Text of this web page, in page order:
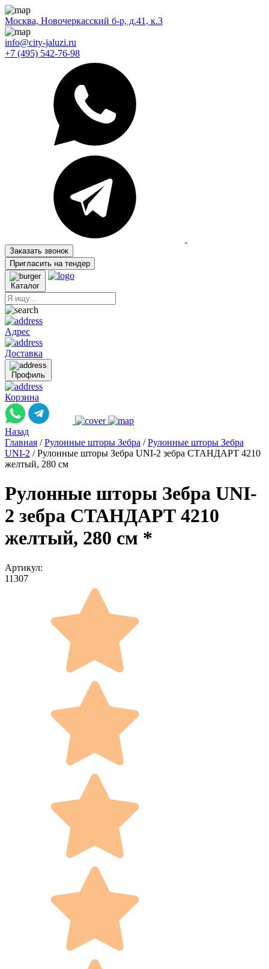
Москва, Новочеркасский б-р, д.41, к.3
info@city-jaluzi.ru
+7 (495) 542-76-98
Заказать звонок
Пригласить на тендер
Каталог
Адрес
Доставка
Профиль
Корзина
Назад
Главная / Рулонные шторы Зебра / Рулонные шторы Зебра
UNI-2 / Рулонные шторы Зебра UNI-2 зебра СТАНДАРТ 4210
желтый, 280 см
Рулонные шторы Зебра UNI-
2 зебра СТАНДАРТ 4210
желтый, 280 см *
Артикул:
11307